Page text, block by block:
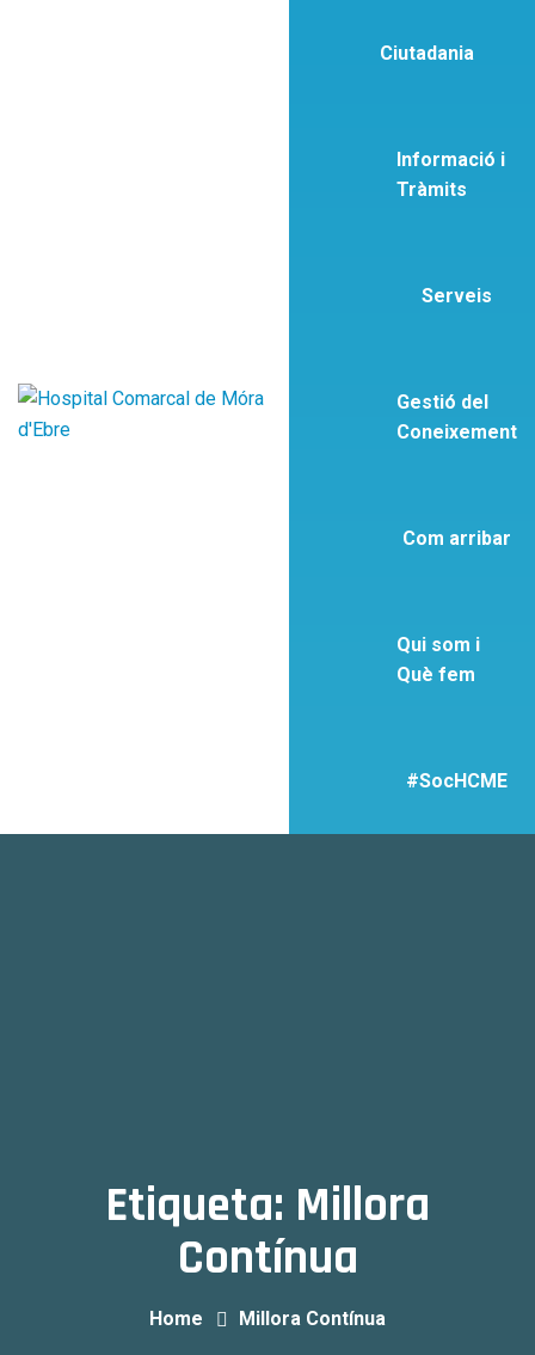
Ciutadania
Informació i
Tràmits
Serveis
Gestió del
Coneixement
Com arribar
Qui som i
Què fem
#SocHCME
Etiqueta: Millora
Contínua
Home Millora Contínua